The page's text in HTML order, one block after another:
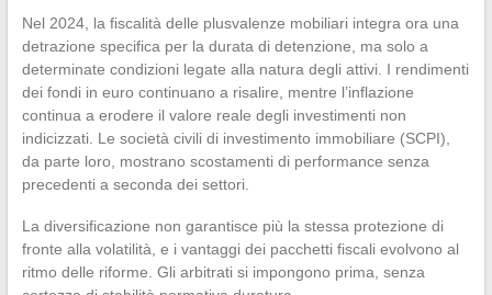
Nel 2024, la fiscalità delle plusvalenze mobiliari integra ora una
detrazione specifica per la durata di detenzione, ma solo a
determinate condizioni legate alla natura degli attivi. I rendimenti
dei fondi in euro continuano a risalire, mentre l’inflazione
continua a erodere il valore reale degli investimenti non
indicizzati. Le società civili di investimento immobiliare (SCPI),
da parte loro, mostrano scostamenti di performance senza
precedenti a seconda dei settori.
La diversificazione non garantisce più la stessa protezione di
fronte alla volatilità, e i vantaggi dei pacchetti fiscali evolvono al
ritmo delle riforme. Gli arbitrati si impongono prima, senza